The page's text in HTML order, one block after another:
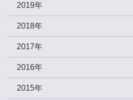
2019年
2018年
2017年
2016年
2015年